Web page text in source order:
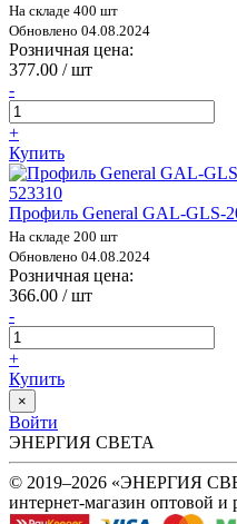
На складе 400 шт
Обновлено 04.08.2024
Розничная цена:
377.00 / шт
-
+
Купить
Профиль General GAL-GLS-
На складе 200 шт
Обновлено 04.08.2024
Розничная цена:
366.00 / шт
-
+
Купить
×
Войти
ЭНЕРГИЯ СВЕТА
© 2019–2026 «ЭНЕРГИЯ
интернет-магазин оптовой и